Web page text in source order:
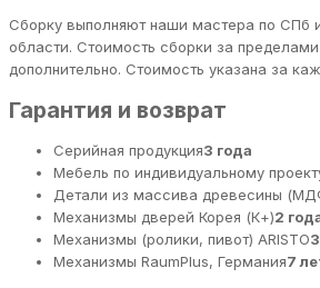
Сборку выполняют наши мастера по СПб
области. Стоимость сборки за
дополнительно. Стоимость указана за
Гарантия и возврат
Серийная продукция3 года
Мебель по индивидуальному
Детали из массива древесины
Механизмы дверей Корея (К+)2
Механизмы (ролики, пивот) ARISTO
Механизмы RaumPlus, Германия7